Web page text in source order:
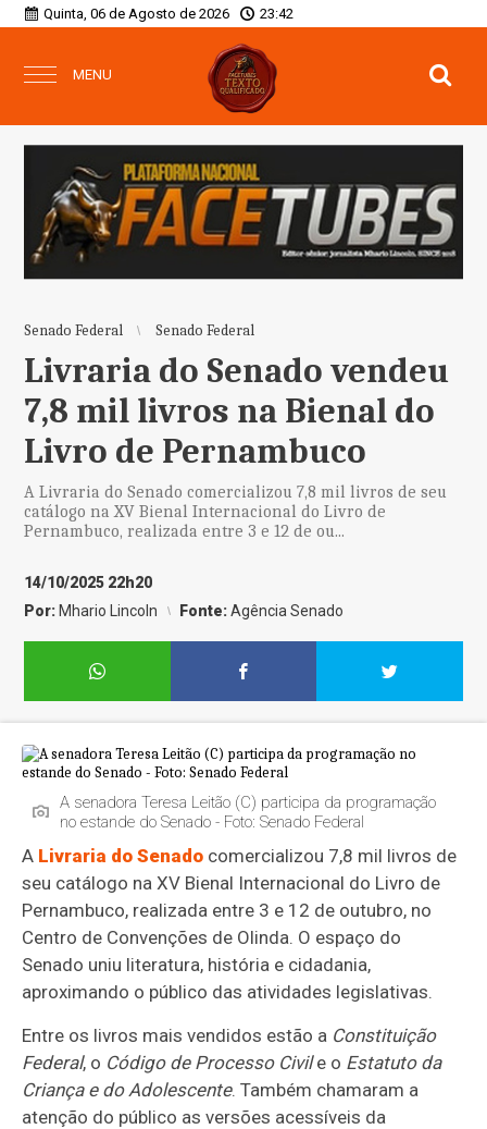
Quinta, 06 de Agosto de 2026 23:42
MENU
Senado Federal Senado Federal
Livraria do Senado vendeu
7,8 mil livros na Bienal do
Livro de Pernambuco
A Livraria do Senado comercializou 7,8 mil livros de seu
catálogo na XV Bienal Internacional do Livro de
Pernambuco, realizada entre 3 e 12 de ou...
14/10/2025 22h20
Por: Mhario Lincoln Fonte:Agência Senado
A senadora Teresa Leitão (C) participa da programação
no estande do Senado - Foto: Senado Federal
A Livraria do Senado comercializou 7,8 mil livros de
seu catálogo na XV Bienal Internacional do Livro de
Pernambuco, realizada entre 3 e 12 de outubro, no
Centro de Convenções de Olinda. O espaço do
Senado uniu literatura, história e cidadania,
aproximando o público das atividades legislativas.
Entre os livros mais vendidos estão a Constituição
Federal, o Código de Processo Civile o Estatuto da
Criança e do Adolescente. Também chamaram a
atenção do público as versões acessíveis da